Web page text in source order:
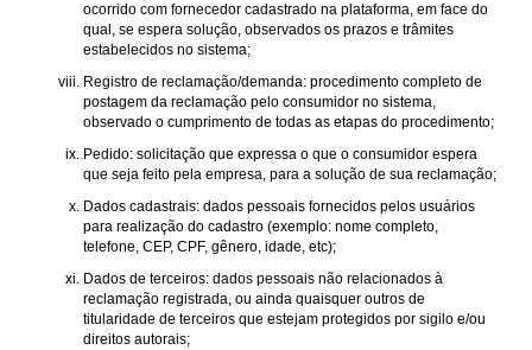
ocorrido com fornecedor cadastrado na plataforma, em face do
qual, se espera solução, observados os prazos e trâmites
estabelecidos no sistema;
Registro de reclamação/demanda: procedimento completo de
postagem da reclamação pelo consumidor no sistema,
observado o cumprimento de todas as etapas do procedimento;
Pedido: solicitação que expressa o que o consumidor espera
que seja feito pela empresa, para a solução de sua reclamação;
Dados cadastrais: dados pessoais fornecidos pelos usuários
para realização do cadastro (exemplo: nome completo,
telefone, CEP, CPF, gênero, idade, etc);
Dados de terceiros: dados pessoais não relacionados à
reclamação registrada, ou ainda quaisquer outros de
titularidade de terceiros que estejam protegidos por sigilo e/ou
direitos autorais;